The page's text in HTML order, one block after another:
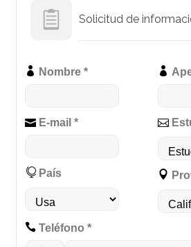
Solicitud de
Nombre *
E-mail *
País
Teléfono *